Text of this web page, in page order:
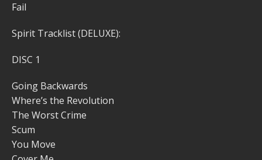
Fail
Spirit Tracklist (DELUXE):
DISC 1
Going Backwards
Where’s the Revolution
The Worst Crime
Scum
You Move